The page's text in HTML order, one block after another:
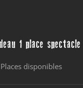
1 place spectacle
Places disponibles